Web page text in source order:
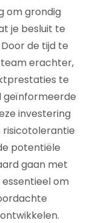
om grondig
je besluit te
de tijd te
erachter,
te
geïnformeerde
investering
risicotolerantie
potentiële
gaan met
om